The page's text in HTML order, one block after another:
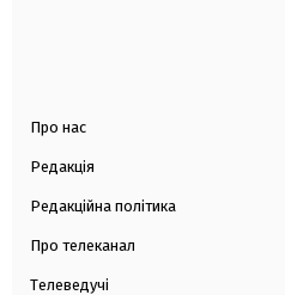
Про нас
Редакція
Редакційна політика
Про телеканал
Телеведучі